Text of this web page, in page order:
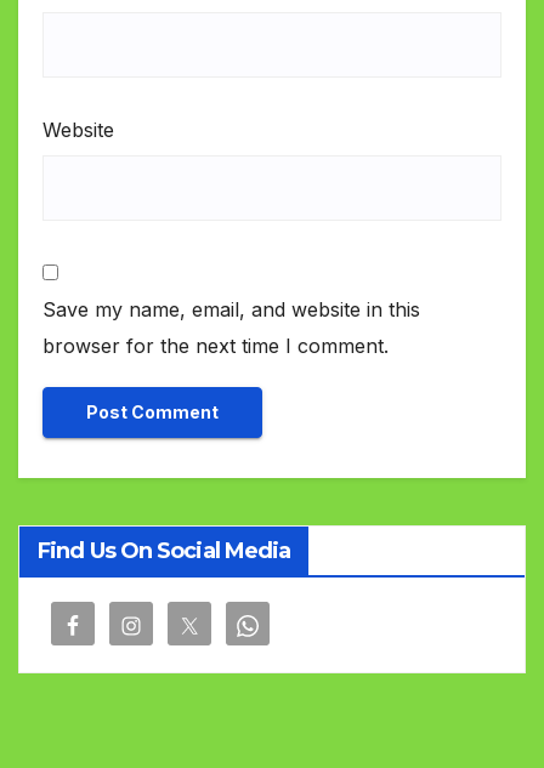
Website
Save my name, email, and website in this
browser for the next time I comment.
Find Us On Social Media